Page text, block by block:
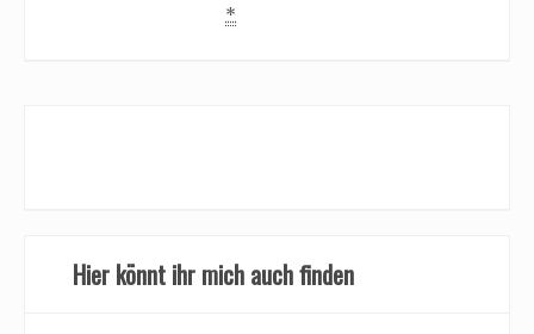
*
Hier könnt ihr mich auch finden